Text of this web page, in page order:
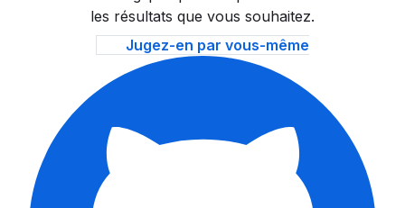
les résultats que vous souhaitez.
Jugez-en par vous-même